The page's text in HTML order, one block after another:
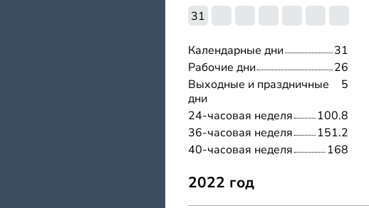
31
Календарные дни
31
Рабочие дни
26
Выходные и праздничные
дни
5
24-часовая неделя
100.8
36-часовая неделя
151.2
40-часовая неделя
168
2022 год